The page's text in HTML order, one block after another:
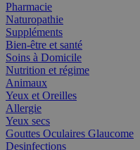
Pharmacie
Naturopathie
Suppléments
Bien-être et santé
Soins à Domicile
Nutrition et régime
Animaux
Yeux et Oreilles
Allergie
Yeux secs
Gouttes Oculaires Glaucome
Desinfections